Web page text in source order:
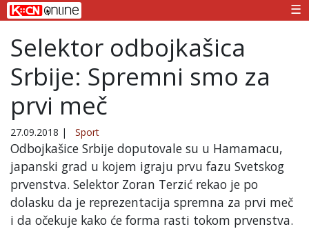
☰
Selektor odbojkašica
Srbije: Spremni smo za
prvi meč
27.09.2018 | Sport
Odbojkašice Srbije doputovale su u Hamamacu,
japanski grad u kojem igraju prvu fazu Svetskog
prvenstva. Selektor Zoran Terzić rekao je po
dolasku da je reprezentacija spremna za prvi meč
i da očekuje kako će forma rasti tokom prvenstva.